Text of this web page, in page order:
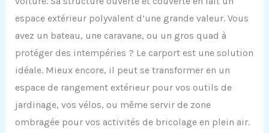
espace extérieur polyvalent d’une grande valeur. Vous
avez un bateau, une caravane, ou un gros quad à
protéger des intempéries ? Le carport est une solution
idéale. Mieux encore, il peut se transformer en un
espace de rangement extérieur pour vos outils de
jardinage, vos vélos, ou même servir de zone
ombragée pour vos activités de bricolage en plein air.